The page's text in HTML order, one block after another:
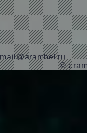
mail@arambel.ru
©